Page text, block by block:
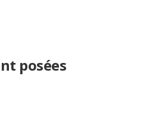
posées